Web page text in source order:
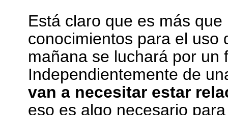
Está claro que es más
conocimientos para el uso
mañana se luchará por un
Independientemente de
van a necesitar estar
eso es algo necesario